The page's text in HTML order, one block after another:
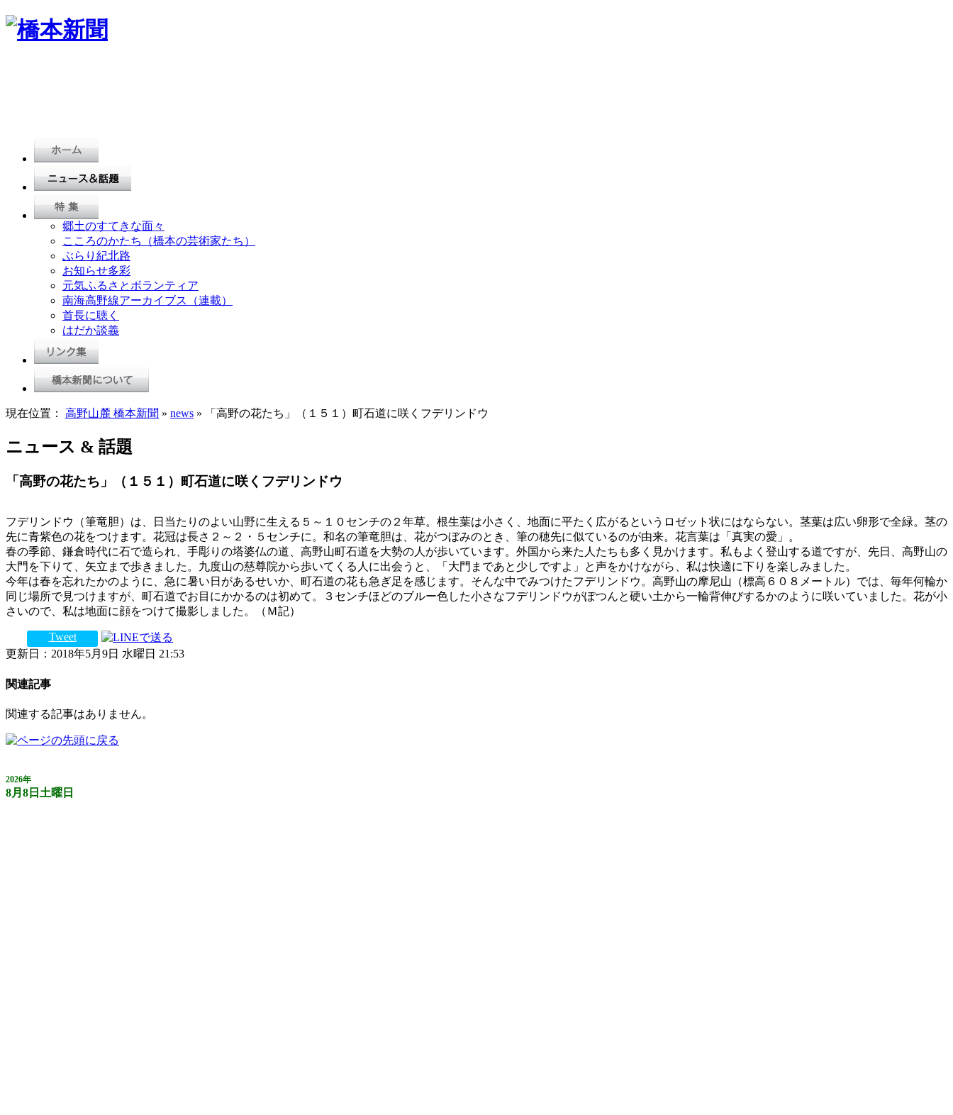
郷土のすてきな面々
こころのかたち（橋本の芸術家たち）
ぶらり紀北路
お知らせ多彩
元気ふるさとボランティア
南海高野線アーカイブス（連載）
首長に聴く
はだか談義
現在位置： 高野山麓 橋本新聞 » news » 「高野の花たち」（１５１）町石道に咲くフデリンドウ
ニュース & 話題
「高野の花たち」（１５１）町石道に咲くフデリンドウ
フデリンドウ（筆竜胆）は、日当たりのよい山野に生える５～１０センチの２年草。根生葉は小さく、地面に平たく広がるというロゼット状にはならない。茎葉は広い卵形で全緑。茎の
先に青紫色の花をつけます。花冠は長さ２～２・５センチに。和名の筆竜胆は、花がつぼみのとき、筆の穂先に似ているのが由来。花言葉は「真実の愛」。
春の季節、鎌倉時代に石で造られ、手彫りの塔婆仏の道、高野山町石道を大勢の人が歩いています。外国から来た人たちも多く見かけます。私もよく登山する道ですが、先日、高野山の
大門を下りて、矢立まで歩きました。九度山の慈尊院から歩いてくる人に出会うと、「大門まであと少しですよ」と声をかけながら、私は快適に下りを楽しみました。
今年は春を忘れたかのように、急に暑い日があるせいか、町石道の花も急ぎ足を感じます。そんな中でみつけたフデリンドウ。高野山の摩尼山（標高６０８メートル）では、毎年何輪か
同じ場所で見つけますが、町石道でお目にかかるのは初めて。３センチほどのブルー色した小さなフデリンドウがぽつんと硬い土から一輪背伸びするかのように咲いていました。花が小
さいので、私は地面に顔をつけて撮影しました。（Ｍ記）
Tweet
更新日：2018年5月9日 水曜日 21:53
関連記事
関連する記事はありません。
2026年
8月8日土曜日